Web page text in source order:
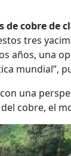
cobre de
tres
años, una
mundial”,
una
cobre, el